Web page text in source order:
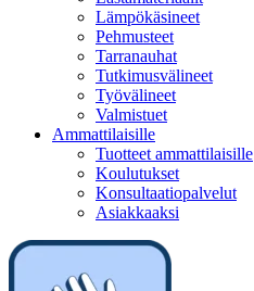
Lämpökäsineet
Pehmusteet
Tarranauhat
Tutkimusvälineet
Työvälineet
Valmistuet
Ammattilaisille
Tuotteet ammattilaisille
Koulutukset
Konsultaatiopalvelut
Asiakkaaksi